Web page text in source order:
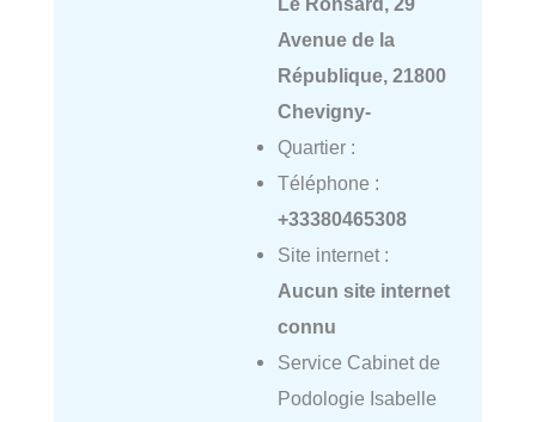
Avenue de la
République, 21800
Chevigny-
Quartier :
Téléphone :
+33380465308
Site internet :
Aucun site internet
connu
Service Cabinet de
Podologie Isabelle